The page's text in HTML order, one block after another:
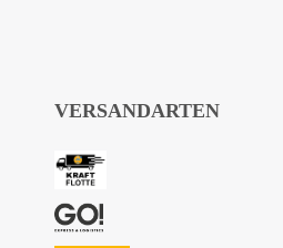
VERSANDARTEN